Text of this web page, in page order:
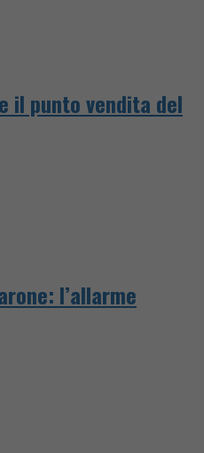
il punto vendita del
l’allarme